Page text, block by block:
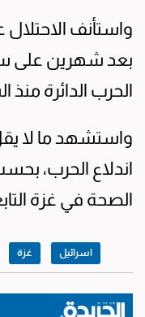
بعد شهرين على
الحرب الدائرة منذ
اندلاع الحرب،
الصحة في غزة
اسرائيل غزة